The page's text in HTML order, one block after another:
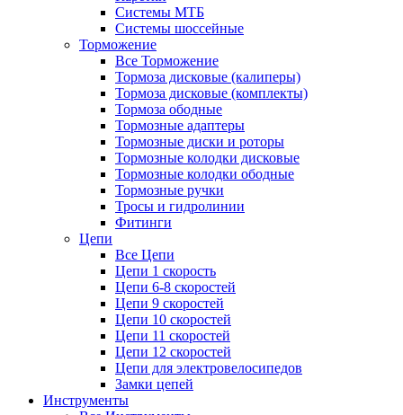
Системы МТБ
Системы шоссейные
Торможение
Все Торможение
Тормоза дисковые (калиперы)
Тормоза дисковые (комплекты)
Тормоза ободные
Тормозные адаптеры
Тормозные диски и роторы
Тормозные колодки дисковые
Тормозные колодки ободные
Тормозные ручки
Тросы и гидролинии
Фитинги
Цепи
Все Цепи
Цепи 1 скорость
Цепи 6-8 скоростей
Цепи 9 скоростей
Цепи 10 скоростей
Цепи 11 скоростей
Цепи 12 скоростей
Цепи для электровелосипедов
Замки цепей
Инструменты